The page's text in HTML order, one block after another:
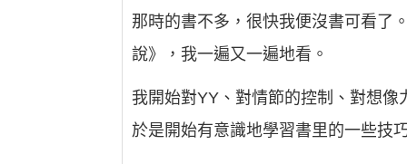
那時的書不多，很快我便沒書可看了
說》，我一遍又一遍地看。
我開始對YY、對情節的控制、對想
於是開始有意識地學習書里的一些技